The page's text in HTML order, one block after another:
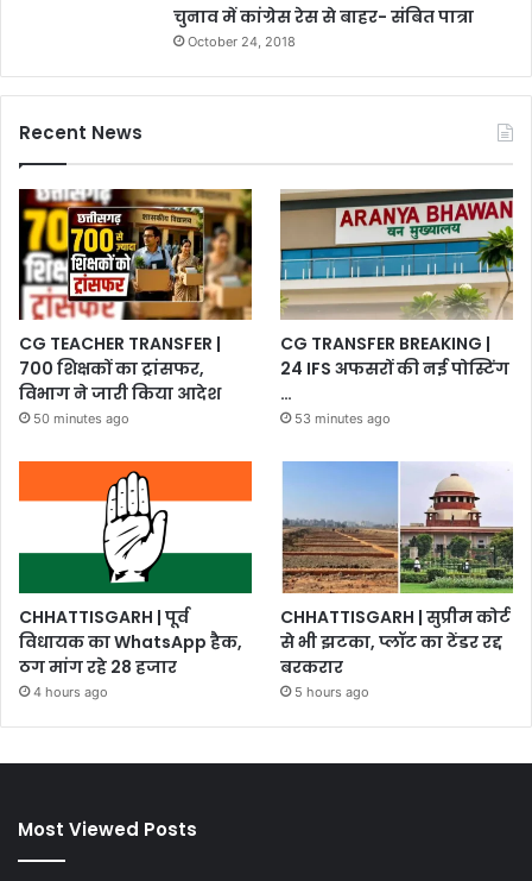
चुनाव में कांग्रेस रेस से बाहर- संबित पात्रा
October 24, 2018
Recent News
CG TEACHER TRANSFER |
700 शिक्षकों का ट्रांसफर,
विभाग ने जारी किया आदेश
50 minutes ago
CG TRANSFER BREAKING |
24 IFS अफसरों की नई पोस्टिंग
…
53 minutes ago
CHHATTISGARH | पूर्व
विधायक का WhatsApp हैक,
ठग मांग रहे 28 हजार
4 hours ago
CHHATTISGARH | सुप्रीम कोर्ट
से भी झटका, प्लॉट का टेंडर रद्द
बरकरार
5 hours ago
Most Viewed Posts